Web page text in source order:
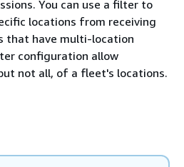
You can use a filter to
locations from receiving
that have multi-location
configuration allow
not all, of a fleet's locations.